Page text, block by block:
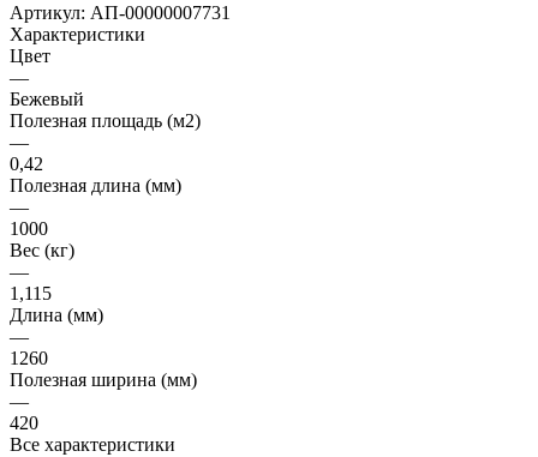
Артикул: АП-00000007731
Характеристики
Цвет
—
Бежевый
Полезная площадь (м2)
—
0,42
Полезная длина (мм)
—
1000
Вес (кг)
—
1,115
Длина (мм)
—
1260
Полезная ширина (мм)
—
420
Все характеристики